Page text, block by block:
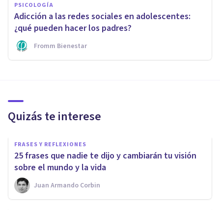
PSICOLOGÍA
Adicción a las redes sociales en adolescentes:
¿qué pueden hacer los padres?
Fromm Bienestar
Quizás te interese
FRASES Y REFLEXIONES
25 frases que nadie te dijo y cambiarán tu visión
sobre el mundo y la vida
Juan Armando Corbin